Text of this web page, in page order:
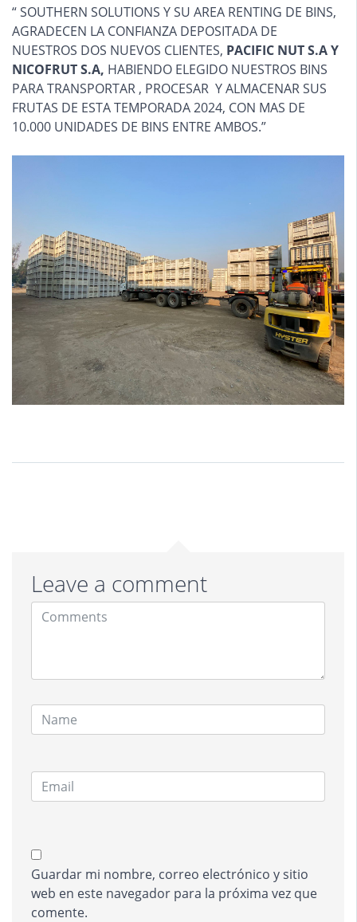
“ SOUTHERN SOLUTIONS Y SU AREA RENTING DE BINS,
AGRADECEN LA CONFIANZA DEPOSITADA DE
NUESTROS DOS NUEVOS CLIENTES, PACIFIC NUT S.AY
NICOFRUT S.A, HABIENDO ELEGIDO NUESTROS BINS
PARA TRANSPORTAR , PROCESAR Y ALMACENAR SUS
FRUTAS DE ESTA TEMPORADA 2024, CON MAS DE
10.000 UNIDADES DE BINS ENTRE AMBOS.”
Leave a comment
Guardar mi nombre, correo electrónico y sitio
web en este navegador para la próxima vez que
comente.